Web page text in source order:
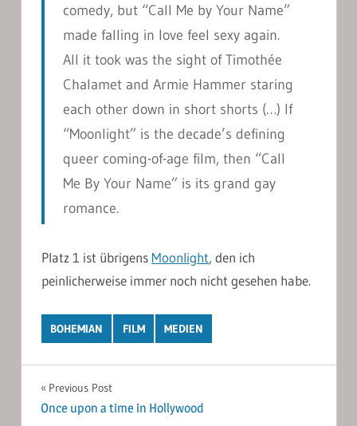
comedy, but “Call Me by Your Name”
made falling in love feel sexy again.
All it took was the sight of Timothée
Chalamet and Armie Hammer staring
each other down in short shorts (…) If
“Moonlight” is the decade’s defining
queer coming-of-age film, then “Call
Me By Your Name” is its grand gay
romance.
Platz 1 ist übrigens Moonlight, den ich
peinlicherweise immer noch nicht gesehen habe.
BOHEMIAN FILM MEDIEN
Post
Previous Post
Once upon a time in Hollywood